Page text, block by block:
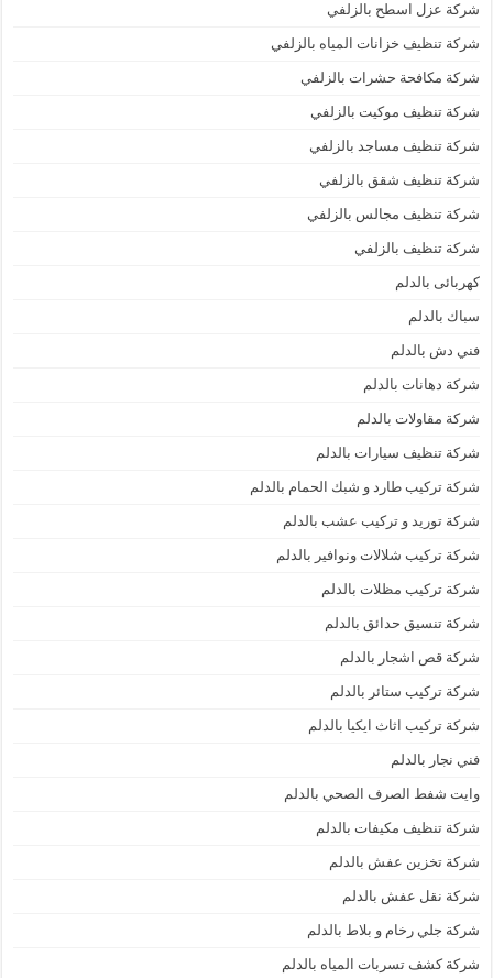
شركة عزل اسطح بالزلفي
شركة تنظيف خزانات المياه بالزلفي
شركة مكافحة حشرات بالزلفي
شركة تنظيف موكيت بالزلفي
شركة تنظيف مساجد بالزلفي
شركة تنظيف شقق بالزلفي
شركة تنظيف مجالس بالزلفي
شركة تنظيف بالزلفي
كهربائى بالدلم
سباك بالدلم
فني دش بالدلم
شركة دهانات بالدلم
شركة مقاولات بالدلم
شركة تنظيف سيارات بالدلم
شركة تركيب طارد و شبك الحمام بالدلم
شركة توريد و تركيب عشب بالدلم
شركة تركيب شلالات ونوافير بالدلم
شركة تركيب مظلات بالدلم
شركة تنسيق حدائق بالدلم
شركة قص اشجار بالدلم
شركة تركيب ستائر بالدلم
شركة تركيب اثاث ايكيا بالدلم
فني نجار بالدلم
وايت شفط الصرف الصحي بالدلم
شركة تنظيف مكيفات بالدلم
شركة تخزين عفش بالدلم
شركة نقل عفش بالدلم
شركة جلي رخام و بلاط بالدلم
شركة كشف تسربات المياه بالدلم